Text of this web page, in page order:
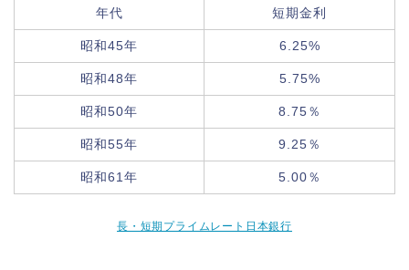
年代 短期金利
昭和45年 6.25%
昭和48年 5.75%
昭和50年 8.75％
昭和55年 9.25％
昭和61年 5.00％
長・短期プライムレート日本銀行